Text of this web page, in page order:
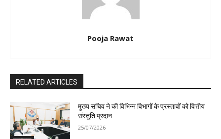
Pooja Rawat
RELATED ARTICLES
मुख्य सचिव ने की विभिन्न विभागों के प्रस्तावों को वित्तीय
संस्तुति प्रदान
25/07/2026